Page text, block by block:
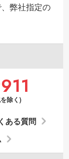
弊社指定の
除く)
ある質問